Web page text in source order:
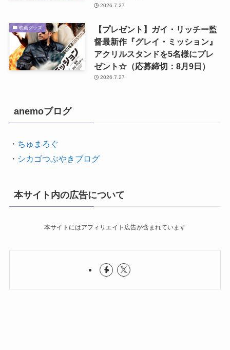
2026.7.27
映画グッズ
【プレゼント】ガイ・リッチー監
督最新作『グレイ・ミッション』
アクリルスタンドを5名様にプレ
ゼント☆（応募締切：8月9日）
2026.7.27
anemoブログ
・ ちゅまろぐ
・ シカゴつぶやきブログ
本サイト内の広告について
本サイトにはアフィリエイト広告が含まれています